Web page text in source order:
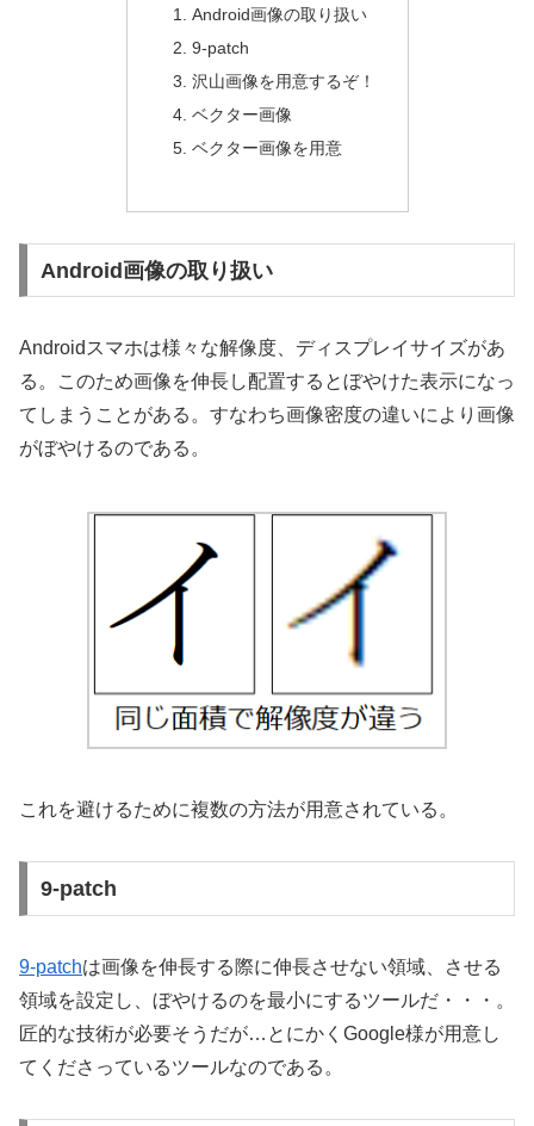
Android画像の取り扱い
9-patch
沢山画像を用意するぞ！
ベクター画像
ベクター画像を用意
Android画像の取り扱い
Androidスマホは様々な解像度、ディスプレイサイズがあ
る。このため画像を伸長し配置するとぼやけた表示になっ
てしまうことがある。すなわち画像密度の違いにより画像
がぼやけるのである。
これを避けるために複数の方法が用意されている。
9-patch
9-patchは画像を伸長する際に伸長させない領域、させる
領域を設定し、ぼやけるのを最小にするツールだ・・・。
匠的な技術が必要そうだが…とにかくGoogle様が用意し
てくださっているツールなのである。